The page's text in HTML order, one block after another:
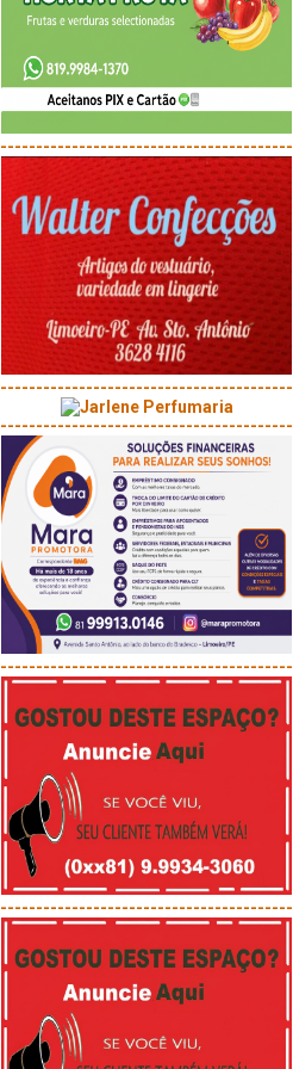
-----------------------------------------
-----------------------------------------
-----------------------------------------
-----------------------------------------
-----------------------------------------